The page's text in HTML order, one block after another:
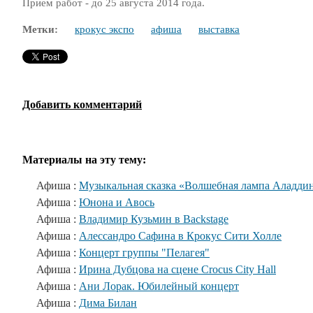
Прием работ - до 25 августа 2014 года.
Метки: крокус экспо афиша выставка
Добавить комментарий
Материалы на эту тему:
Афиша : Музыкальная сказка «Волшебная лампа
Афиша : Юнона и Авось
Афиша : Владимир Кузьмин в Backstage
Афиша : Алессандро Сафина в Крокус Сити Холле
Афиша : Концерт группы "Пелагея"
Афиша : Ирина Дубцова на сцене Crocus City Hall
Афиша : Ани Лорак. Юбилейный концерт
Афиша : Дима Билан